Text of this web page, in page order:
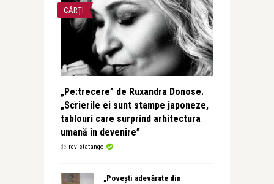
CĂRȚI
„Pe:trecere” de Ruxandra Donose.
„Scrierile ei sunt stampe japoneze,
tablouri care surprind arhitectura
umană în devenire”
de revistatango
„Povești adevărate din